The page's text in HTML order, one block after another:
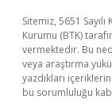
Sitemiz, 5651
Kurumu (BTK)
vermektedir. Bu
veya araştırma
yazdıkları
bu sorumluluğu